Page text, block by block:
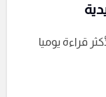
قراءة يوميا